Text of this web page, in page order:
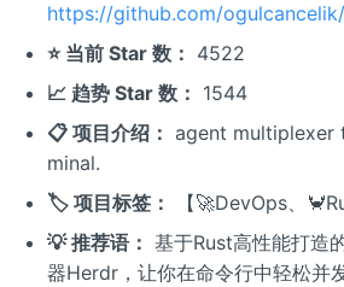
https://github.com/
⭐ 当前 Star 数： 4522
📈 趋势 Star 数： 1544
📋 项目介绍： agent multiplexer
minal.
🏷️ 项目标签：
【🚀DevOps、
💡 推荐语： 基于Rust高性能打造
器Herdr，让你在命令行中轻松并